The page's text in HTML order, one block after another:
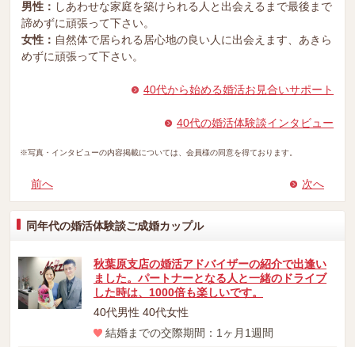
男性： しあわせな家庭を築けられる人と出会えるまで最後まで
諦めずに頑張って下さい。
女性： 自然体で居られる居心地の良い人に出会えます、あきら
めずに頑張って下さい。
40代から始める婚活お見合いサポート
40代の婚活体験談インタビュー
※写真・インタビューの内容掲載については、会員様の同意を得ております。
前へ 次へ
同年代の婚活体験談ご成婚カップル
秋葉原支店の婚活アドバイザーの紹介で出逢い
ました。パートナーとなる人と一緒のドライブ
した時は、1000倍も楽しいです。
40代男性 40代女性
結婚までの交際期間：1ヶ月1週間